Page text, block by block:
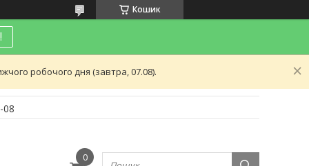
Кошик
робочого дня (завтра, 07.08).
08